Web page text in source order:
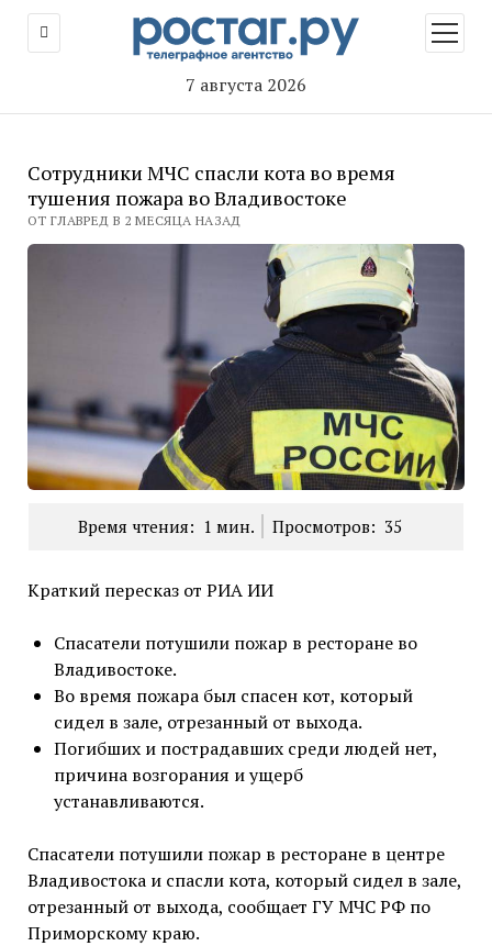
7 августа 2026
меню
Сотрудники МЧС спасли кота во время
тушения пожара во Владивостоке
ОТ ГЛАВРЕД В 2 МЕСЯЦА НАЗАД
Время чтения: 1 мин. Просмотров: 35
Краткий пересказ от РИА ИИ
Спасатели потушили пожар в ресторане во
Владивостоке.
Во время пожара был спасен кот, который
сидел в зале, отрезанный от выхода.
Погибших и пострадавших среди людей нет,
причина возгорания и ущерб
устанавливаются.
Спасатели потушили пожар в ресторане в центре
Владивостока и спасли кота, который сидел в зале,
отрезанный от выхода, сообщает ГУ МЧС РФ по
Приморскому краю.